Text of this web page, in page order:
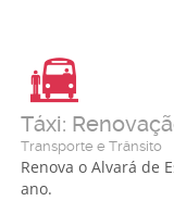
Táxi:
Transporte e Trânsito
Renova o Alvará de
ano.